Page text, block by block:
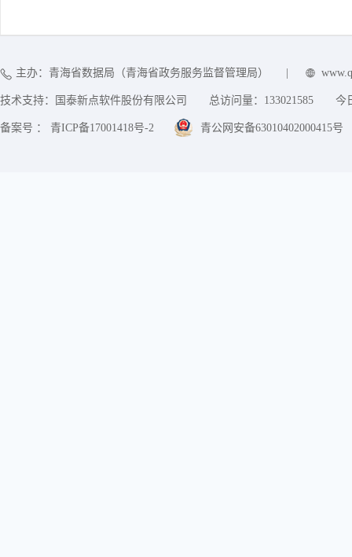
主办：青海省数据局（青海省政务服务监督管理局）
技术支持：国泰新点软件股份有限公司 总访问量： 133021585 今
备案号 ： 青ICP备17001418号-2 青公网安备63010402000415号